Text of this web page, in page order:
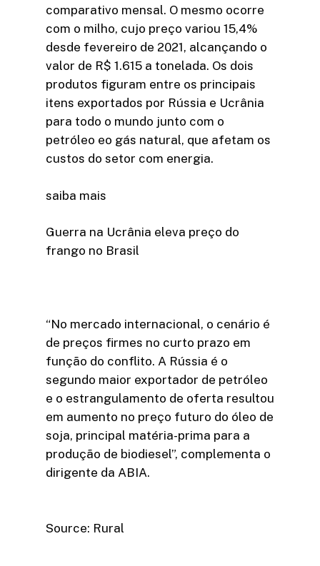
comparativo mensal. O mesmo ocorre
com o milho, cujo preço variou 15,4%
desde fevereiro de 2021, alcançando o
valor de R$ 1.615 a tonelada. Os dois
produtos figuram entre os principais
itens exportados por Rússia e Ucrânia
para todo o mundo junto com o
petróleo eo gás natural, que afetam os
custos do setor com energia.
saiba mais
Guerra na Ucrânia eleva preço do
frango no Brasil
“No mercado internacional, o cenário é
de preços firmes no curto prazo em
função do conflito. A Rússia é o
segundo maior exportador de petróleo
e o estrangulamento de oferta resultou
em aumento no preço futuro do óleo de
soja, principal matéria-prima para a
produção de biodiesel”, complementa o
dirigente da ABIA.
Source: Rural